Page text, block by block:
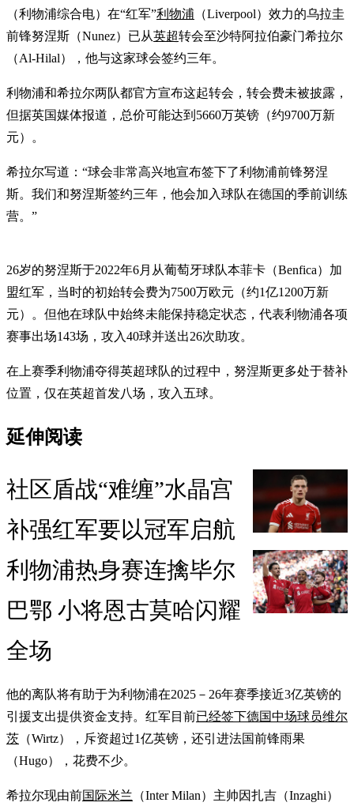
（利物浦综合电）在“红军”利物浦 （Liverpool）效力的乌拉圭
前锋努涅斯（Nunez）已从英超转会至沙特阿拉伯豪门希拉尔
（Al-Hilal），他与这家球会签约三年。
利物浦和希拉尔两队都官方宣布这起转会，转会费未被披露，
但据英国媒体报道，总价可能达到5660万英镑（约9700万新
元）。
希拉尔写道：“球会非常高兴地宣布签下了利物浦前锋努涅
斯。我们和努涅斯签约三年，他会加入球队在德国的季前训练
营。”
26岁的努涅斯于2022年6月从葡萄牙球队本菲卡（Benfica）加
盟红军，当时的初始转会费为7500万欧元（约1亿1200万新
元）。但他在球队中始终未能保持稳定状态，代表利物浦各项
赛事出场143场，攻入40球并送出26次助攻。
在上赛季利物浦夺得英超球队的过程中，努涅斯更多处于替补
位置，仅在英超首发八场，攻入五球。
延伸阅读
社区盾战“难缠”水晶宫
补强红军要以冠军启航
利物浦热身赛连擒毕尔
巴鄂 小将恩古莫哈闪耀
全场
他的离队将有助于为利物浦在2025－26年赛季接近3亿英镑的
引援支出提供资金支持。红军目前已经签下德国中场球员维尔
茨 （Wirtz），斥资超过1亿英镑，还引进法国前锋雨果
（Hugo），花费不少。
希拉尔现由前国际米兰 （Inter Milan）主帅因扎吉（Inzaghi）